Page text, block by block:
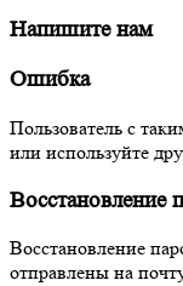
Напишите нам
Ошибка
Пользователь с
или используйте
Восстановление
Восстановление
отправлены на